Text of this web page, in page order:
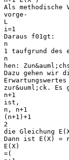
Als methodische
vorge-
L
i=1
Daraus f01gt:
n
1 taufgrund des
n
hen:
Dazu gehen wir
zur&uuml;ck.
n+1
ist,
n, n+1
(n+1)+1
2
die Gleichung
Dann ist E(X) =
E(X)
=(